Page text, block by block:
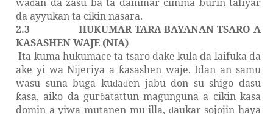
ɗ
da ayyukan ta cikin nasara.
2.3
HUKUMAR TARA BAYANAN TSARO A
ƘASASHEN WAJE (NIA)
Ita kuma hukumace ta tsaro dake kula da laifuka da
ake yi wa Nijeriya a ƙasashen waje. Idan an samu
wasu suna buga kuɗaɗen jabu don su shigo dasu
ƙasa, aiko da gurɓatattun magunguna a cikin kasa
domin a yiwa mutanen mu illa, ɗaukar sojojin haya